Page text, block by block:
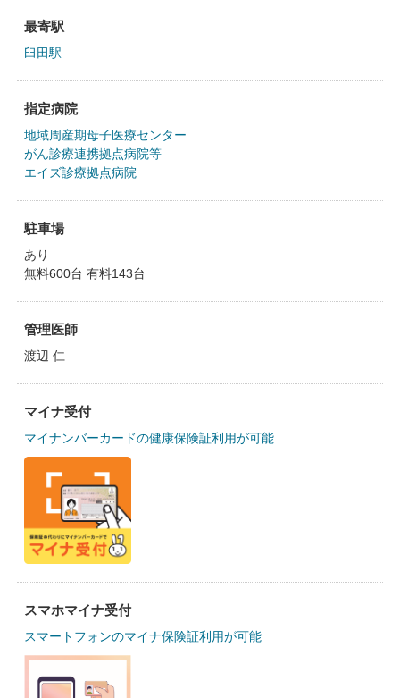
最寄駅
臼田駅
指定病院
地域周産期母子医療センター
がん診療連携拠点病院等
エイズ診療拠点病院
駐車場
あり
無料600台 有料143台
管理医師
渡辺 仁
マイナ受付
マイナンバーカードの健康保険証利用が可能
スマホマイナ受付
スマートフォンのマイナ保険証利用が可能